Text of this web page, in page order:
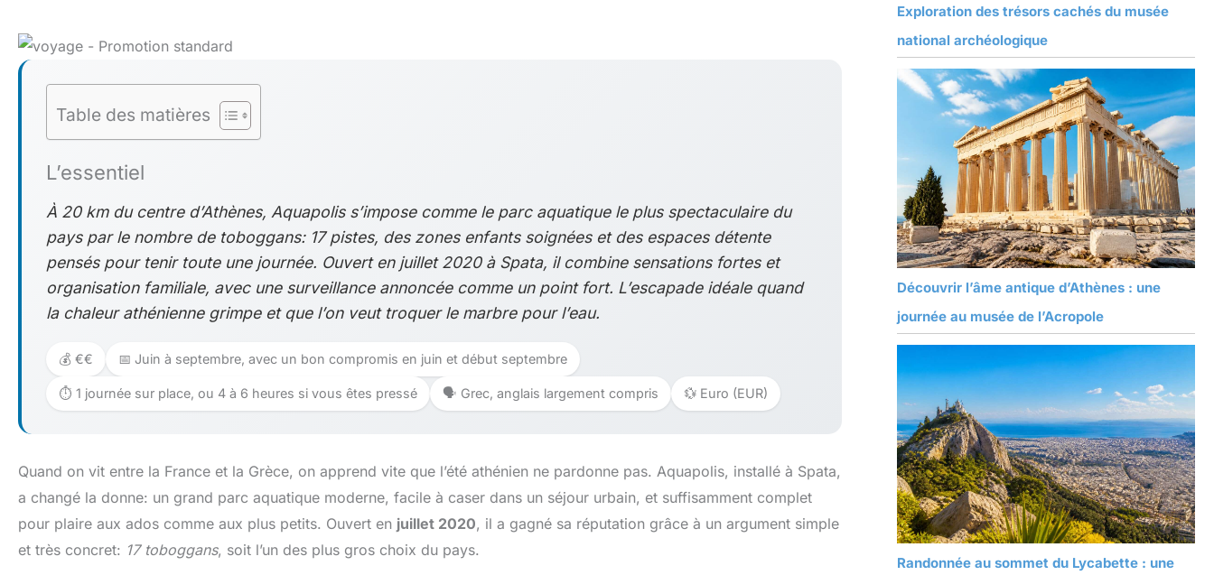
Table des matières
L’essentiel
À 20 km du centre d’Athènes, Aquapolis s’impose comme le parc aquatique le plus spectaculaire du
pays par le nombre de toboggans: 17 pistes, des zones enfants soignées et des espaces détente
pensés pour tenir toute une journée. Ouvert en juillet 2020 à Spata, il combine sensations fortes et
organisation familiale, avec une surveillance annoncée comme un point fort. L’escapade idéale quand
la chaleur athénienne grimpe et que l’on veut troquer le marbre pour l’eau.
💰 €€ 📅 Juin à septembre, avec un bon compromis en juin et début septembre
⏱️ 1 journée sur place, ou 4 à 6 heures si vous êtes pressé 🗣️ Grec, anglais largement compris 💱 Euro (EUR)
Quand on vit entre la France et la Grèce, on apprend vite que l’été athénien ne pardonne pas. Aquapolis, installé à Spata,
a changé la donne: un grand parc aquatique moderne, facile à caser dans un séjour urbain, et suffisamment complet
pour plaire aux ados comme aux plus petits. Ouvert en juillet 2020, il a gagné sa réputation grâce à un argument simple
et très concret: 17 toboggans, soit l’un des plus gros choix du pays.
Exploration des trésors cachés du musée
national archéologique
Découvrir l’âme antique d’Athènes : une
journée au musée de l’Acropole
Randonnée au sommet du Lycabette : une